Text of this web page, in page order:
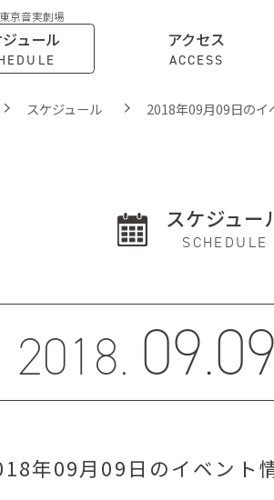
京音実劇場
ュール アクセス
ACCESS
スケジュール 2018年09月09日のイ
スケジュー
SCHEDULE
2018. 09.09
年09月09日のイベント